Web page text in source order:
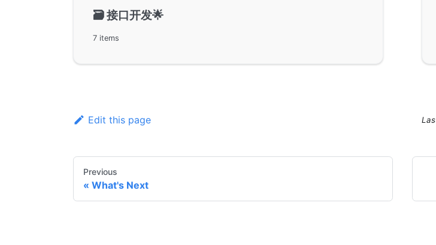
🗃️接口开发🌟
7 items
Edit this page
Previous
What's Next